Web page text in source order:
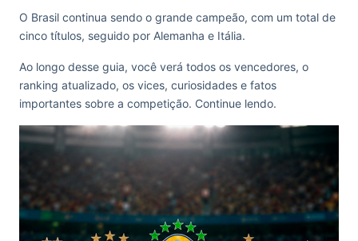
O Brasil continua sendo o grande campeão, com um total de
cinco títulos, seguido por Alemanha e Itália.
Ao longo desse guia, você verá todos os vencedores, o
ranking atualizado, os vices, curiosidades e fatos
importantes sobre a competição. Continue lendo.